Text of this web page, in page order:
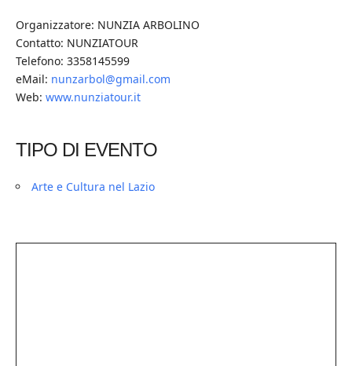
Organizzatore: NUNZIA ARBOLINO
Contatto: NUNZIATOUR
Telefono: 3358145599
eMail: nunzarbol@gmail.com
Web: www.nunziatour.it
TIPO DI EVENTO
Arte e Cultura nel Lazio